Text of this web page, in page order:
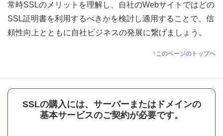
常時SSLのメリットを理解し、自社のWebサイトではどの
SSL証明書を利用するべきかを検討し適用することで、信
頼性向上とともに自社ビジネスの発展に繋げましょう。
↑このページのトップへ
SSLの購入には、サーバーまたはドメインの
基本サービスのご契約が必要です。